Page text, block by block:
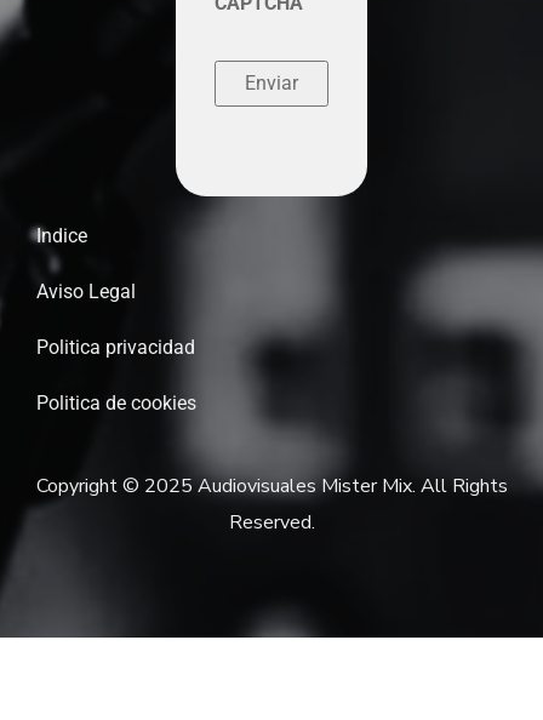
Indice
Aviso Legal
Politica privacidad
Politica de cookies
Copyright © 2025 Audiovisuales Mister Mix. All Rights
Reserved.